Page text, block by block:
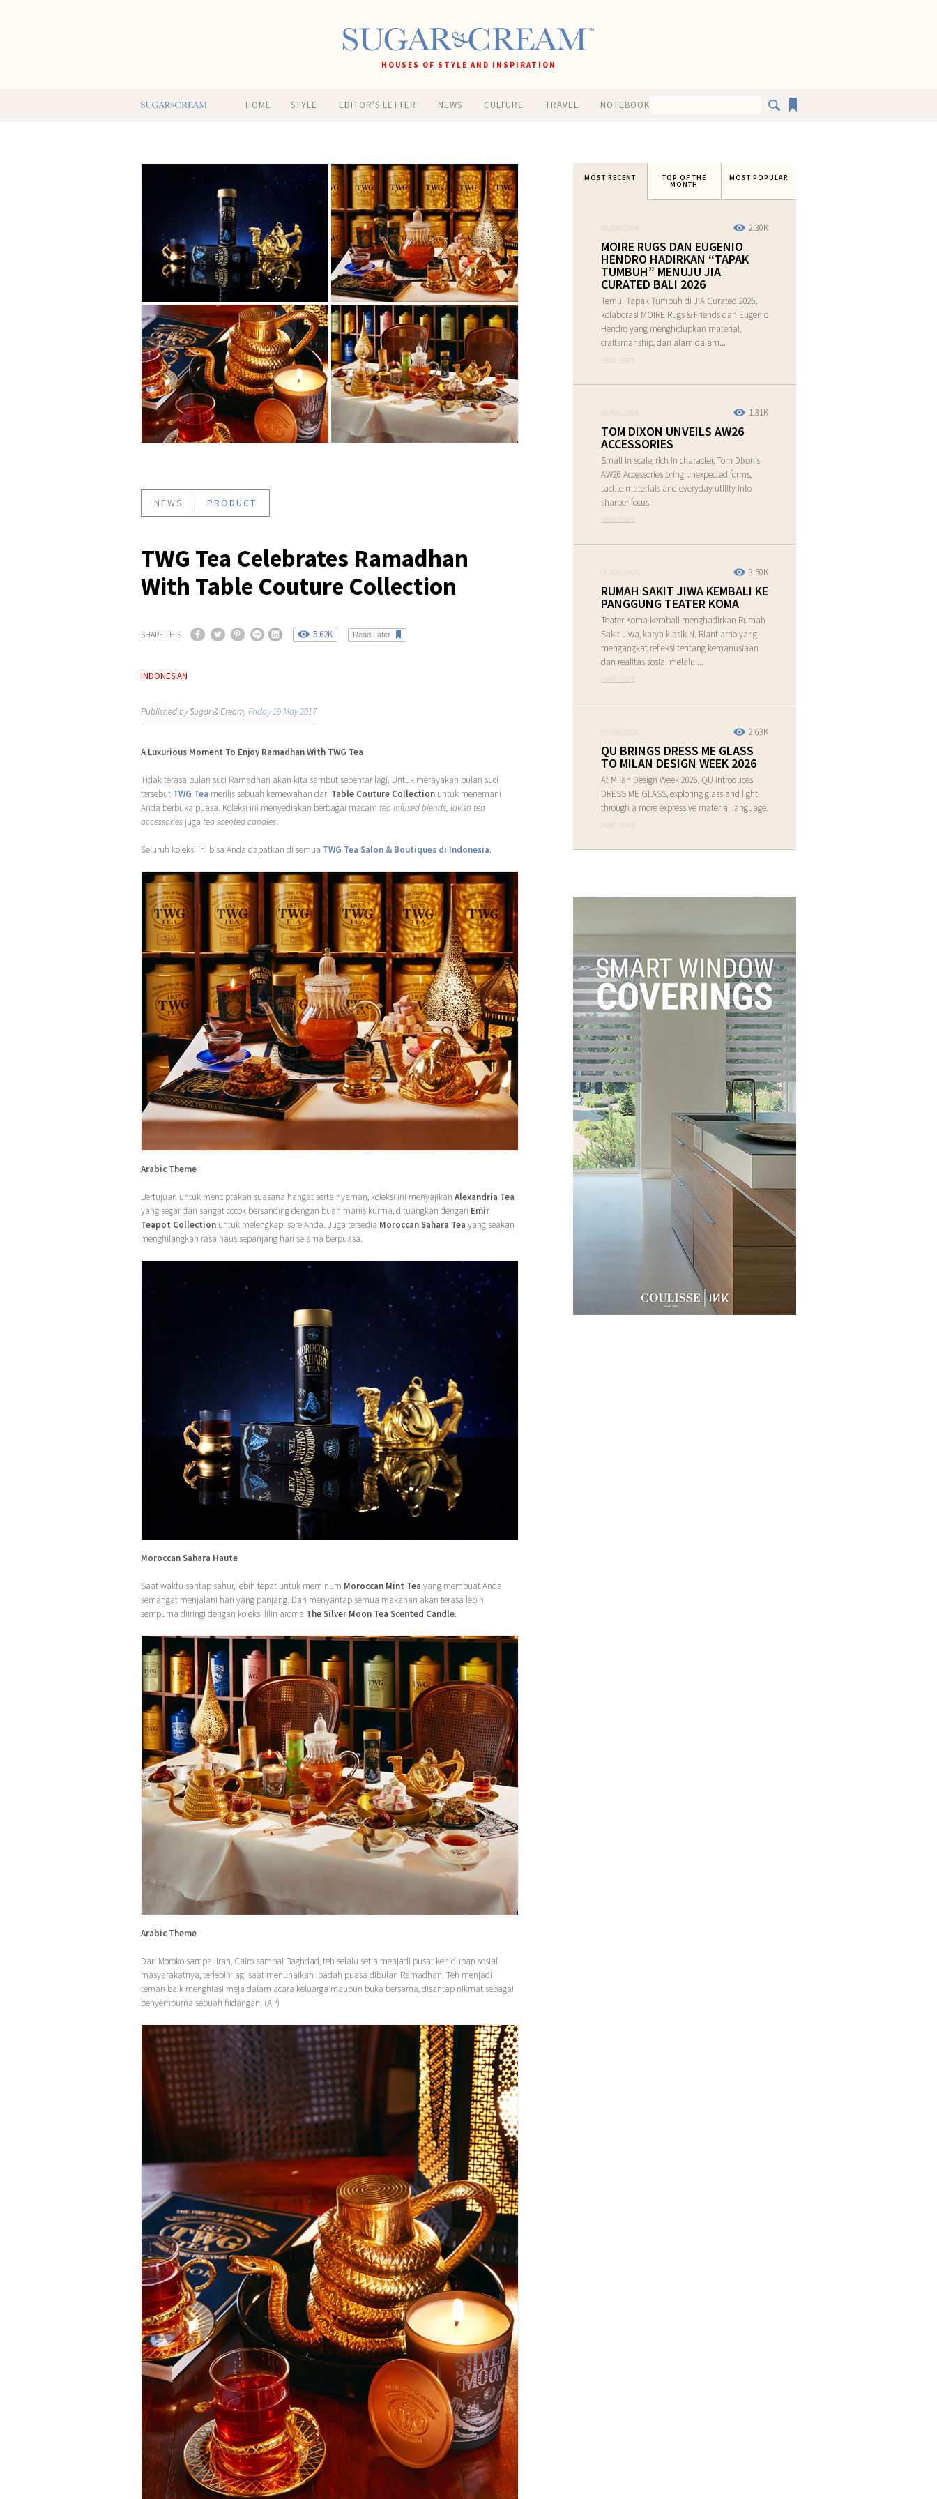
HOUSES OF STYLE AND INSPIRATION
HOME STYLE EDITOR'S LETTER NEWS CULTURE TRAVEL NOTEBOOK
NEWS PRODUCT
TWG Tea Celebrates Ramadhan
With Table Couture Collection
SHARE THIS 5.62K Read Later
INDONESIAN
Published by Sugar & Cream, Friday 19 May 2017
A Luxurious Moment To Enjoy Ramadhan With TWG Tea
Tidak terasa bulan suci Ramadhan akan kita sambut sebentar lagi. Untuk merayakan bulan suci
tersebut TWG Tea merilis sebuah kemewahan dari Table Couture Collection untuk menemani
Anda berbuka puasa. Koleksi ini menyediakan berbagai macam tea infused blends, lavish tea
accessories juga tea scented candles.
Seluruh koleksi ini bisa Anda dapatkan di semua TWG Tea Salon & Boutiques di Indonesia.
Arabic Theme
Bertujuan untuk menciptakan suasana hangat serta nyaman, koleksi ini menyajikan Alexandria Tea
yang segar dan sangat cocok bersanding dengan buah manis kurma, dituangkan dengan Emir
Teapot Collection untuk melengkapi sore Anda. Juga tersedia Moroccan Sahara Tea yang seakan
menghilangkan rasa haus sepanjang hari selama berpuasa.
Moroccan Sahara Haute
Saat waktu santap sahur, lebih tepat untuk meminum Moroccan Mint Tea yang membuat Anda
semangat menjalani hari yang panjang. Dan menyantap semua makanan akan terasa lebih
sempurna diiringi dengan koleksi lilin aroma The Silver Moon Tea Scented Candle.
Arabic Theme
Dari Moroko sampai Iran, Cairo sampai Baghdad, teh selalu setia menjadi pusat kehidupan sosial
masyarakatnya, terlebih lagi saat menunaikan ibadah puasa dibulan Ramadhan. Teh menjadi
teman baik menghiasi meja dalam acara keluarga maupun buka bersama, disantap nikmat sebagai
penyempurna sebuah hidangan. (AP)
MOST RECENT TOP OF THE
MONTH
MOST POPULAR
2.30K
06/08/2026
MOIRE RUGS DAN EUGENIO
HENDRO HADIRKAN “TAPAK
TUMBUH” MENUJU JIA
CURATED BALI 2026
Temui Tapak Tumbuh di JIA Curated 2026,
kolaborasi MOIRE Rugs & Friends dan Eugenio
Hendro yang menghidupkan material,
craftsmanship, dan alam dalam...
read more
1.31K
06/08/2026
TOM DIXON UNVEILS AW26
ACCESSORIES
Small in scale, rich in character, Tom Dixon’s
AW26 Accessories bring unexpected forms,
tactile materials and everyday utility into
sharper focus.
read more
3.50K
06/08/2026
RUMAH SAKIT JIWA KEMBALI KE
PANGGUNG TEATER KOMA
Teater Koma kembali menghadirkan Rumah
Sakit Jiwa, karya klasik N. Riantiarno yang
mengangkat refleksi tentang kemanusiaan
dan realitas sosial melalui...
read more
2.63K
05/08/2026
QU BRINGS DRESS ME GLASS
TO MILAN DESIGN WEEK 2026
At Milan Design Week 2026, QU introduces
DRESS ME GLASS, exploring glass and light
through a more expressive material language.
read more